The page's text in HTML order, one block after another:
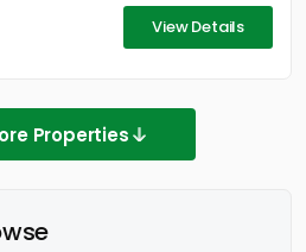
View Details
Properties